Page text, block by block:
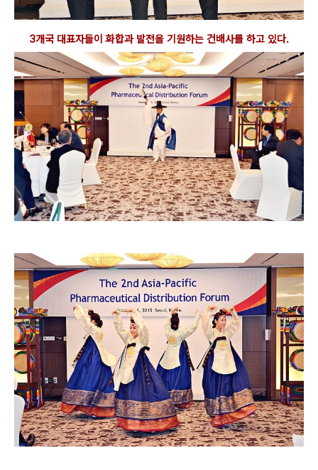
3개국 대표자들이 화합과 발전을 기원하는 건배사를 하고 있다.